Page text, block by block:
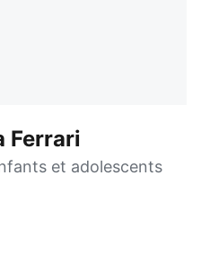
Ferrari
et adolescents